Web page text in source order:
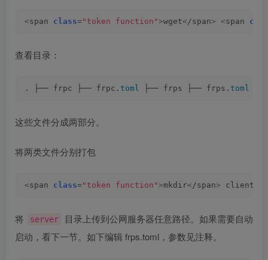
<span class= "token function">wget< /span> <span
查看目录：
. ├── frpc ├── frpc. toml ├── frps ├── frps. toml
这些文件分成两部分。
将两类文件分别打包
<span class= "token function">mkdir< /span> client
将 server
目录上传到公网服务器任意路径。如果需要自动
启动，看下一节。如下编辑 frps.toml，参数见注释。